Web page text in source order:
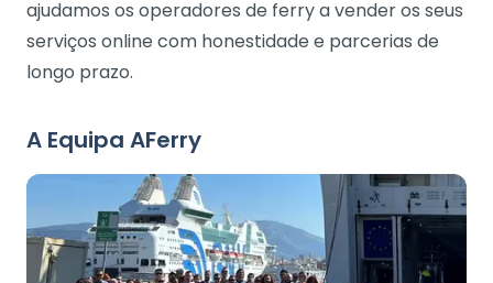
ajudamos os operadores de ferry a vender os seus
serviços online com honestidade e parcerias de
longo prazo.
A Equipa AFerry